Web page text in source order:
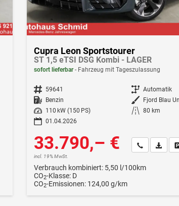
Cupra Leon Sportstourer
ST 1,5 eTSI DSG Kombi - LAGER
sofort lieferbar Fahrzeug mit Tageszulassung
Fahrzeugnr. 59641 Getriebe Automatik
Kraftstoff Benzin Außenfarbe Fjord Blau
Leistung
110 kW (150 PS) Kilometerstand 80 km
01.04.2026
33.790,– €
incl. 19% MwSt.
Wir rufen Sie
Verbrauch kombiniert: 5,50 l/100km
CO2-Klasse: D
CO2-Emissionen: 124,00 g/km